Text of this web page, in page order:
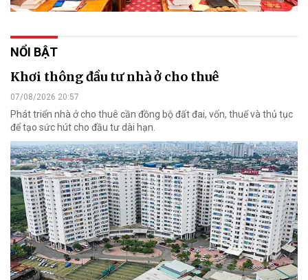
NỔI BẬT
Khơi thông đầu tư nhà ở cho thuê
07/08/2026 20:57
Phát triển nhà ở cho thuê cần đồng bộ đất đai, vốn, thuế và thủ tục
để tạo sức hút cho đầu tư dài hạn.